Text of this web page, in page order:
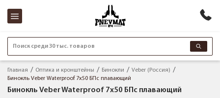
Поиск среди 30 тыс. товаров
Главная Оптика и кронштейны Бинокли
Veber (Россия)
Бинокль Veber Waterproof 7x50 БПс плавающий
Бинокль Veber Waterproof 7x50 БПс плавающий